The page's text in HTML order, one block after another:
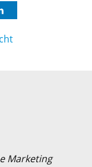
Marketing